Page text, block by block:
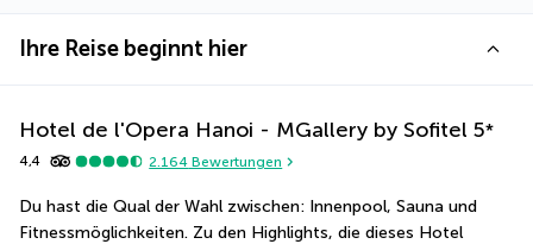
Ihre Reise beginnt hier
Hotel de l'Opera Hanoi - MGallery by Sofitel 5*
4,4 2.164 Bewertungen
Du hast die Qual der Wahl zwischen: Innenpool, Sauna und
Fitnessmöglichkeiten. Zu den Highlights, die dieses Hotel